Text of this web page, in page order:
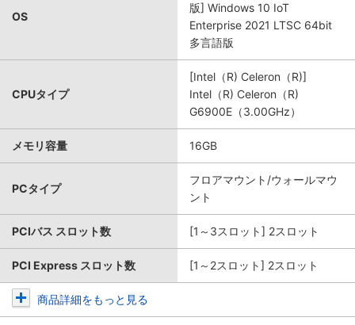
OS
版] Windows 10 IoT
Enterprise 2021 LTSC 64bit
多言語版
CPUタイプ
[Intel（R) Celeron（R)]
Intel（R) Celeron（R)
G6900E（3.00GHz）
メモリ容量 16GB
PCタイプ
フロアマウント/ウォールマウ
ント
PCIバス スロット数 [1～3スロット] 2スロット
PCI Express スロット数 [1～2スロット] 2スロット
商品詳細をもっと見る